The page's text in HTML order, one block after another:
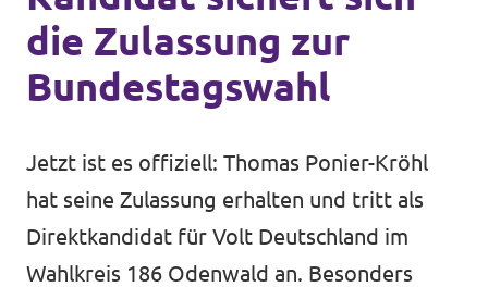
Hessische Volt-Termine
Volt in Deutschland
Volt in deinem Bundesland
Volt Deutschland Merchandise Shop
Über Volt
Neuigkeiten
Unsere Events
die Zulassung zur
Bundestagswahl
Jetzt ist es offiziell: Thomas Ponier-Kröhl
hat seine Zulassung erhalten und tritt als
Direktkandidat für Volt Deutschland im
Wahlkreis 186 Odenwald an. Besonders